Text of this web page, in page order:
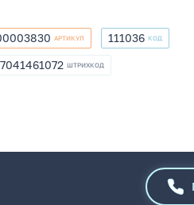
АРТИКУЛ 111036
111036 КОД
ШТРИХКОД